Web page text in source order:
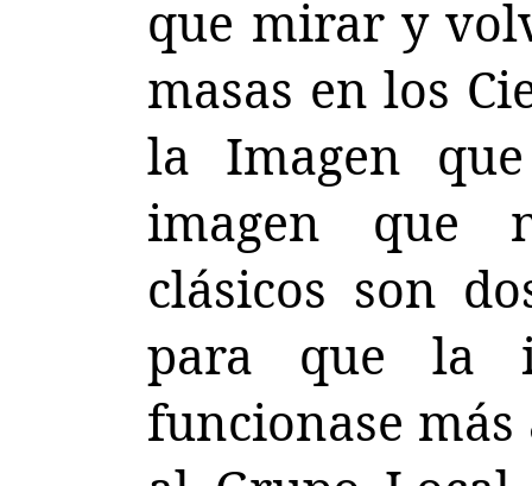
que mirar y
masas en los
la Imagen
imagen que
clásicos son
para que la
funcionase